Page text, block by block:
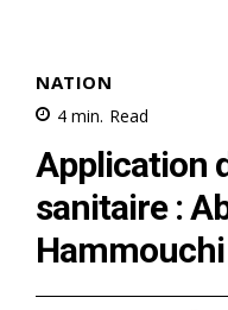
NATION
4 min. Read
Application
sanitaire :